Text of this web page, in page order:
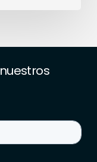
nuestros